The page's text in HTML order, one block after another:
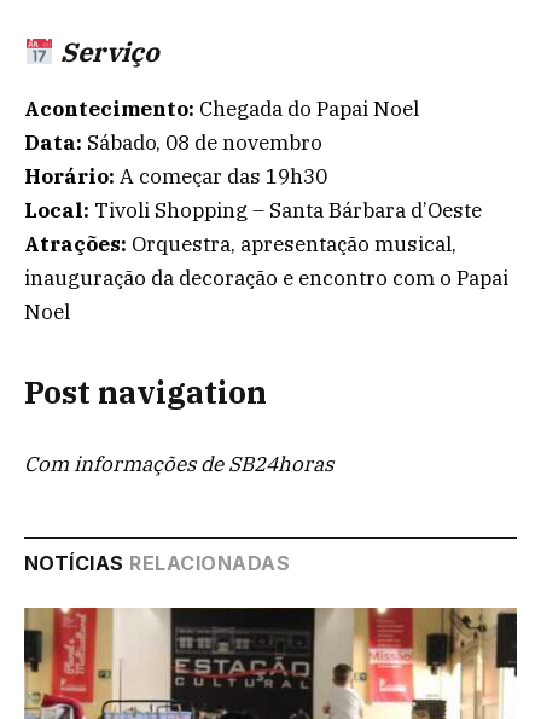
Serviço
Acontecimento: Chegada do Papai Noel
Data: Sábado, 08 de novembro
Horário: A começar das 19h30
Local: Tivoli Shopping – Santa Bárbara d’Oeste
Atrações: Orquestra, apresentação musical,
inauguração da decoração e encontro com o Papai
Noel
Post navigation
Com informações de SB24horas
NOTÍCIAS RELACIONADAS